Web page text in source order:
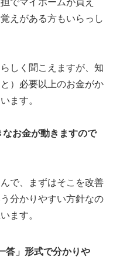
えがある方もいらっし
しく聞こえますが、知
）必要以上のお金がか
ます。
お金が動きますので
で、まずはそこを改善
分かりやすい方針なの
ます。
答」形式で分かりや